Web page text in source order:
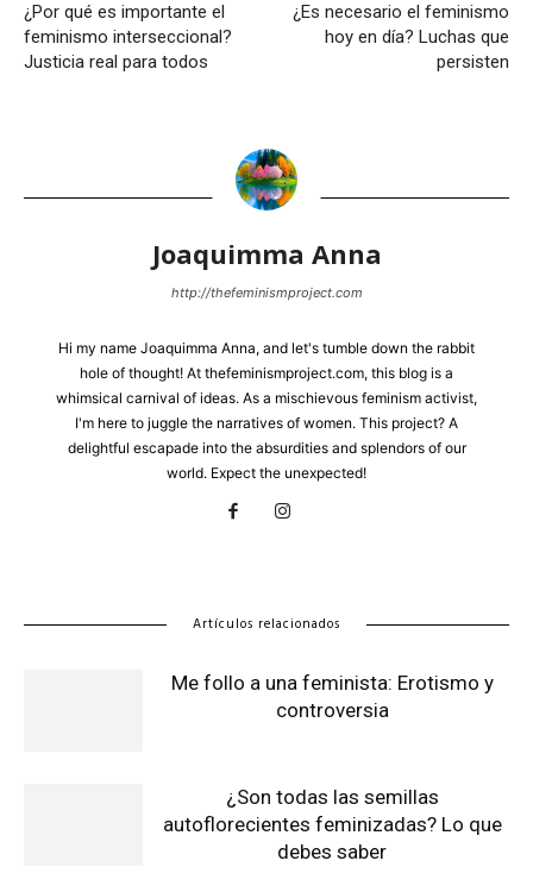
¿Por qué es importante el
feminismo interseccional?
Justicia real para todos
¿Es necesario el feminismo
hoy en día? Luchas que
persisten
Joaquimma Anna
http://thefeminismproject.com
Hi my name Joaquimma Anna, and let's tumble down the rabbit
hole of thought! At thefeminismproject.com, this blog is a
whimsical carnival of ideas. As a mischievous feminism activist,
I'm here to juggle the narratives of women. This project? A
delightful escapade into the absurdities and splendors of our
world. Expect the unexpected!
Artículos relacionados
Me follo a una feminista: Erotismo y
controversia
¿Son todas las semillas
autoflorecientes feminizadas? Lo que
debes saber